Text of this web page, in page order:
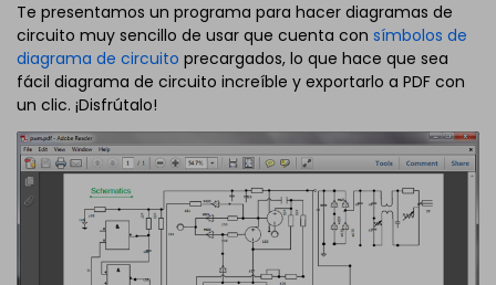
Te presentamos un programa para hacer diagramas de
circuito muy sencillo de usar que cuenta con símbolos de
diagrama de circuito precargados, lo que hace que sea
fácil diagrama de circuito increíble y exportarlo a PDF con
un clic. ¡Disfrútalo!